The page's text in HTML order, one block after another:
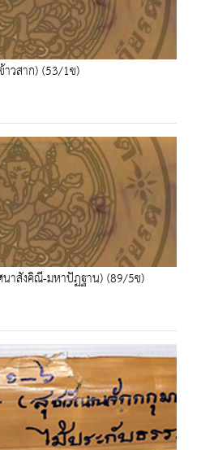
าวสาก) (53/1ข)
าสังคิณี-มหาปัฏฐาน) (89/5ข)